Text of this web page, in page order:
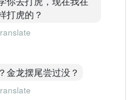
打虎的？
金龙摆尾尝过没？